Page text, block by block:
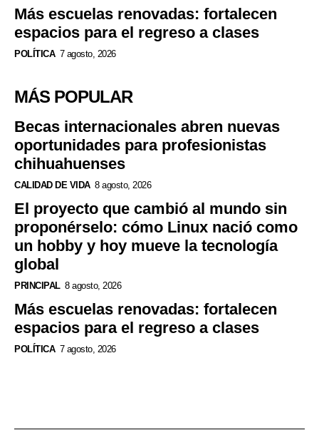
Más escuelas renovadas: fortalecen
espacios para el regreso a clases
POLÍTICA 7 agosto, 2026
MÁS POPULAR
Becas internacionales abren nuevas
oportunidades para profesionistas
chihuahuenses
CALIDAD DE VIDA 8 agosto, 2026
El proyecto que cambió al mundo sin
proponérselo: cómo Linux nació como
un hobby y hoy mueve la tecnología
global
PRINCIPAL 8 agosto, 2026
Más escuelas renovadas: fortalecen
espacios para el regreso a clases
POLÍTICA 7 agosto, 2026